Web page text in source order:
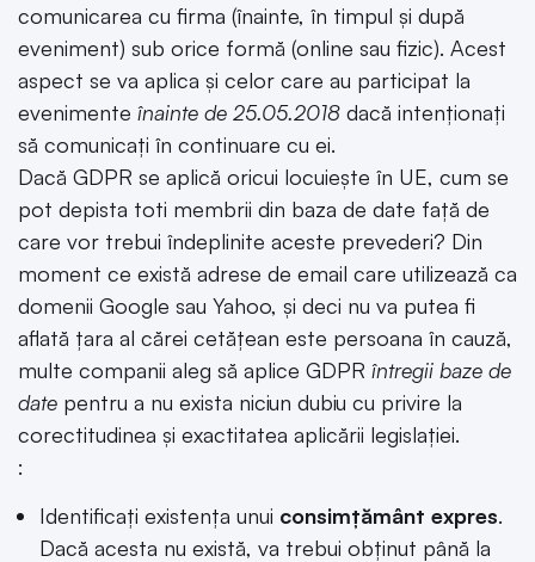
comunicarea cu firma (înainte, în timpul și după
eveniment) sub orice formă (online sau fizic). Acest
aspect se va aplica și celor care au participat la
evenimente înainte de 25.05.2018 dacă intenționați
să comunicați în continuare cu ei.
Dacă GDPR se aplică oricui locuiește în UE, cum se
pot depista toti membrii din baza de date față de
care vor trebui îndeplinite aceste prevederi? Din
moment ce există adrese de email care utilizează ca
domenii Google sau Yahoo, și deci nu va putea fi
aflată țara al cărei cetățean este persoana în cauză,
multe companii aleg să aplice GDPR întregii baze de
date pentru a nu exista niciun dubiu cu privire la
corectitudinea și exactitatea aplicării legislației.
:
Identificați existența unui consimțământ expres.
Dacă acesta nu există, va trebui obținut până la